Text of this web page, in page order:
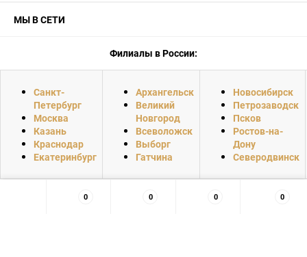
МЫ В СЕТИ
Филиалы в России:
Санкт-
Петербург
Москва
Казань
Краснодар
Екатеринбург
Архангельск
Великий
Новгород
Всеволожск
Выборг
Гатчина
Новосибирск
Петрозаводск
Псков
Ростов-на-
Дону
Северодвинск
0 0 0 0